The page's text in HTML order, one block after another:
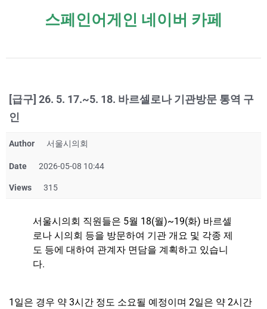
스페인어게인 네이버 카페
[급구] 26. 5. 17.~5. 18. 바르셀로나 기관방문 통역 구
인
Author 서울시의회
Date 2026-05-08 10:44
Views 315
서울시의회 직원들은 5월 18(월)~19(화) 바르셀
로나 시의회 등을 방문하여 기관 개요 및 각종 제
도 등에 대하여 관계자 면담을 계획하고 있습니
다.
1일은 경우 약 3시간 정도 소요될 예정이며 2일은 약 2시간